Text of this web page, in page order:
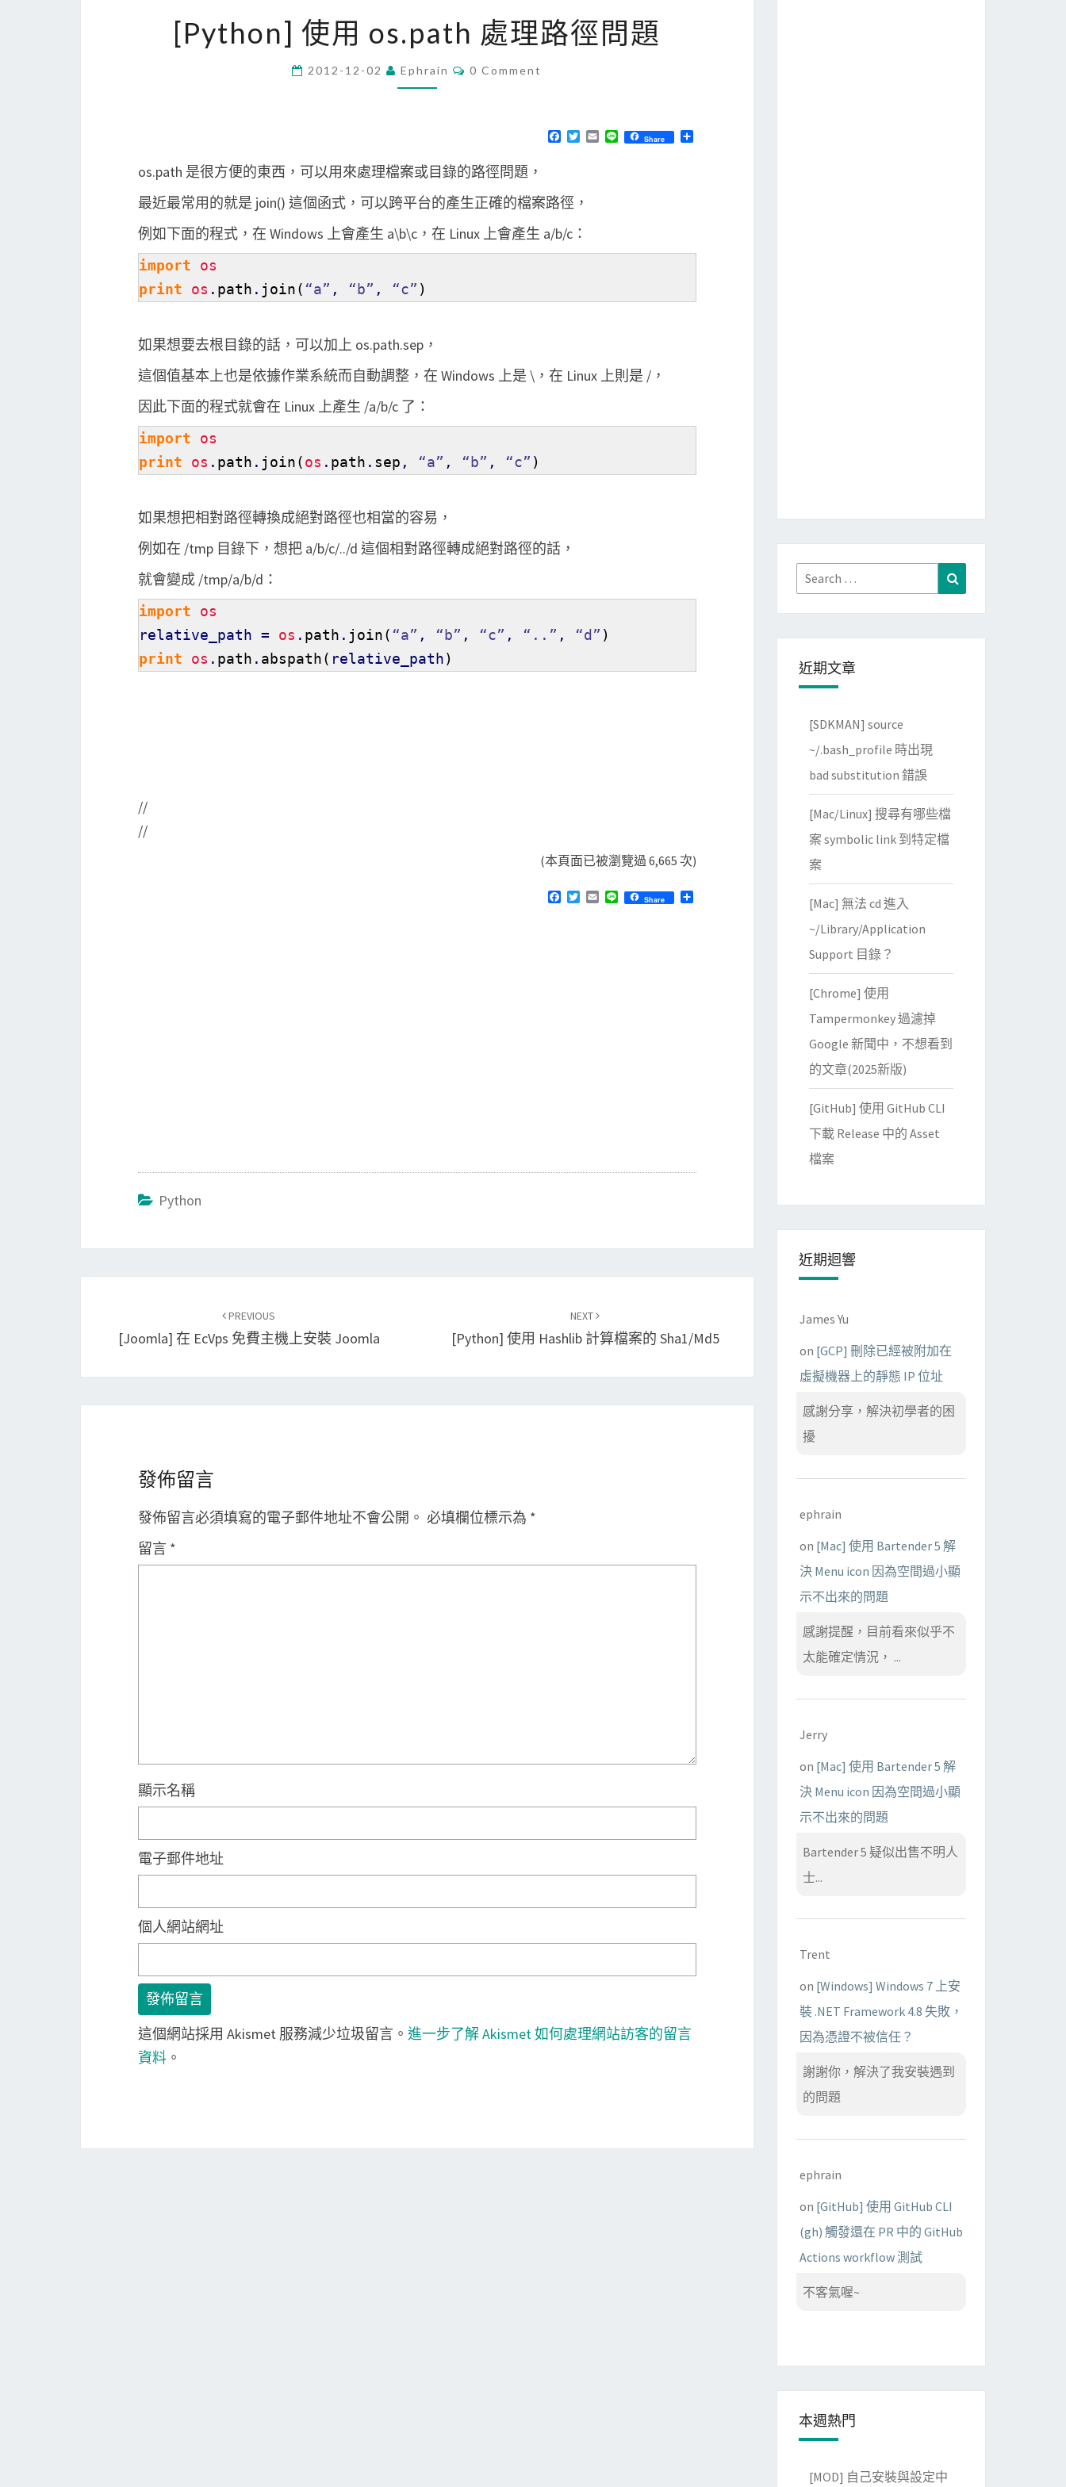
P
t
]
使
用
o
.
a
t
處
路
問
[Python] 使用 os.path 處理路徑問題
2012-12-02 Ephrain
C
0 Comment
F
o
o
k
T
e
E
L
Share
分
os.path 是很方便的東西，可以用來處理檔案或目錄的路徑問題，
最近最常用的就是 join() 這個函式，可以跨平台的產生正確的檔案路徑，
例如下面的程式，在 Windows 上會產生 a\b\c，在 Linux 上會產生 a/b/c：
import
os
print
os . path . join(“a” , “b” , “c” )
如果想要去根目錄的話，可以加上 os.path.sep，
這個值基本上也是依據作業系統而自動調整，在 Windows 上是 \，在 Linux 上則是 /，
因此下面的程式就會在 Linux 上產生 /a/b/c 了：
import
os
print
os . path . join(os . path . sep , “a” , “b” , “c” )
如果想把相對路徑轉換成絕對路徑也相當的容易，
例如在 /tmp 目錄下，想把 a/b/c/../d 這個相對路徑轉成絕對路徑的話，
就會變成 /tmp/a/b/d：
import
os
relative_path = os . path . join(“a” , “b” , “c” , “..” , “d” )
print
os . path . abspath( relative_path)
//
//
(本頁面已被瀏覽過 6,665 次)
F
T
E
L
Share
分
Python
navigation
PREVIOUS
[Joomla] 在 EcVps 免費主機上安裝 Joomla
NEXT
[Python] 使用 Hashlib 計算檔案的 Sha1/md5
發佈留言
發佈留言必須填寫的電子郵件地址不會公開。 必填欄位標示為 *
留言 *
顯示名稱
電子郵件地址
個人網站網址
這個網站採用 Akismet 服務減少垃圾留言。 進一步了解 Akismet 如何處理網站訪客的留言
資料 。
Search
for:
近期文章
[SDKMAN] source
~/.bash_profile 時出現
bad substitution 錯誤
[Mac/Linux] 搜尋有哪些檔
案 symbolic link 到特定檔
案
[Mac] 無法 cd 進入
~/Library/Application
Support 目錄？
[Chrome] 使用
Tampermonkey 過濾掉
Google 新聞中，不想看到
的文章(2025新版)
[GitHub] 使用 GitHub CLI
下載 Release 中的 Asset
檔案
近期迴響
James Yu
on [GCP] 刪除已經被附加在
虛擬機器上的靜態 IP 位址
感謝分享，解決初學者的困
擾
ephrain
on [Mac] 使用 Bartender 5 解
決 Menu icon 因為空間過小顯
示不出來的問題
感謝提醒，目前看來似乎不
太能確定情況， ...
Jerry
on [Mac] 使用 Bartender 5 解
決 Menu icon 因為空間過小顯
示不出來的問題
Bartender 5 疑似出售不明人
士...
Trent
on [Windows] Windows 7 上安
裝 .NET Framework 4.8 失敗，
因為憑證不被信任？
謝謝你，解決了我安裝遇到
的問題
ephrain
on [GitHub] 使用 GitHub CLI
(gh) 觸發還在 PR 中的 GitHub
Actions workflow 測試
不客氣喔~
本週熱門
[MOD] 自己安裝與設定中